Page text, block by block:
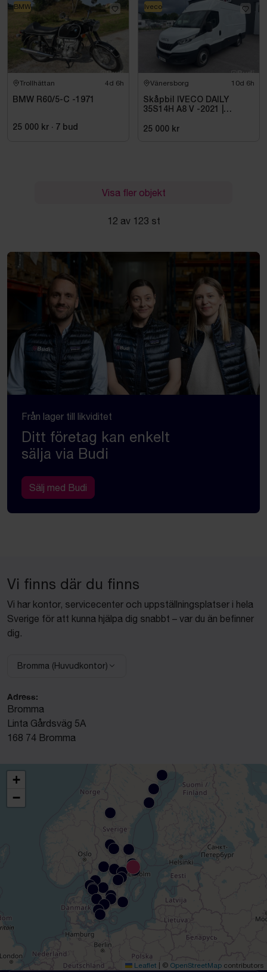
Trollhättan 4d 6h
BMW R60/5-C -1971
25 000 kr · 7 bud
BMW
Vänersborg 10d 6h
Skåpbil IVECO DAILY
35S14H A8 V -2021 |
25 000 kr
Iveco
Visa fler objekt
12 av 123 st
Från lager till likviditet
Ditt företag kan enkelt
sälja via Budi
Sälj med Budi
Vi finns där du finns
Vi har kontor, servicecenter och uppställningsplatser i hela
Sverige för att kunna hjälpa dig snabbt – var du än befinner
dig.
Välj anläggning:
Bromma (Huvudkontor)
Adress:
Bromma
Linta Gårdsväg 5A
168 74 Bromma
+
−
Leaflet | © OpenStreetMap contributors